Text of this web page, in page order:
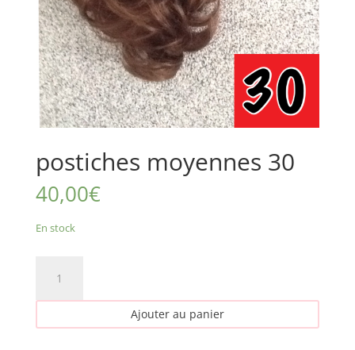
postiches moyennes 30
40,00€
En stock
postiches
Ajouter au panier